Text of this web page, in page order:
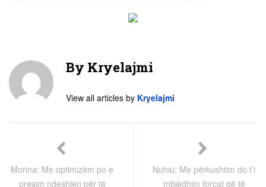
By Kryelajmi
View all articles by Kryelajmi
Morina: Me optimizëm po e
presim ndeshjen për të
Nuhiu: Me përkushtim do t’i
mbledhim forcat që të